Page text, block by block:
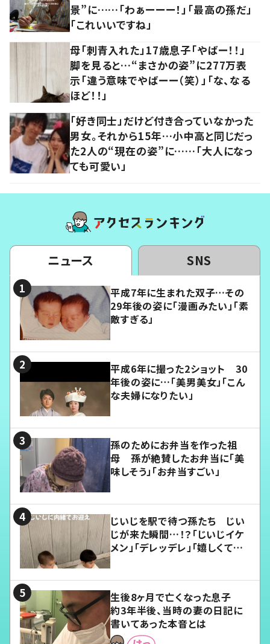
景”に……「わぁーーー！」「最高の孫だ」
「これいいですね」
母「刺青入れた」17歳息子「やばー！！」
脚を見ると…“まさかの姿”に277万表
示「違う意味でやばーー（笑）」「な、なる
ほど！！」
「好き同士」だけど付き合っていなかった
男女。それから15年…小中高と同じだっ
た2人の“現在の姿”に……「大人になっ
ても可愛い」
ニュース SNS
平成7年に生まれた双子…その
29年後の姿に「漫画みたい」「素
敵すぎる」
平成6年に撮った2ショット 30
年後の姿に…「美男美女」「こん
な夫婦になりたい」
孫のためにお弁当を作った祖
母 孫が絶賛したお弁当に「美
味しそう」「お弁当すごい」
じいじを駅で待つ孫たち じい
じが来た瞬間…！？「じいじイケ
メン」「デレッデレ」「嬉しくて可
生後8ヶ月で亡くなった息子
約3年半後、当時の妻の日記に
書いてあった本音とは